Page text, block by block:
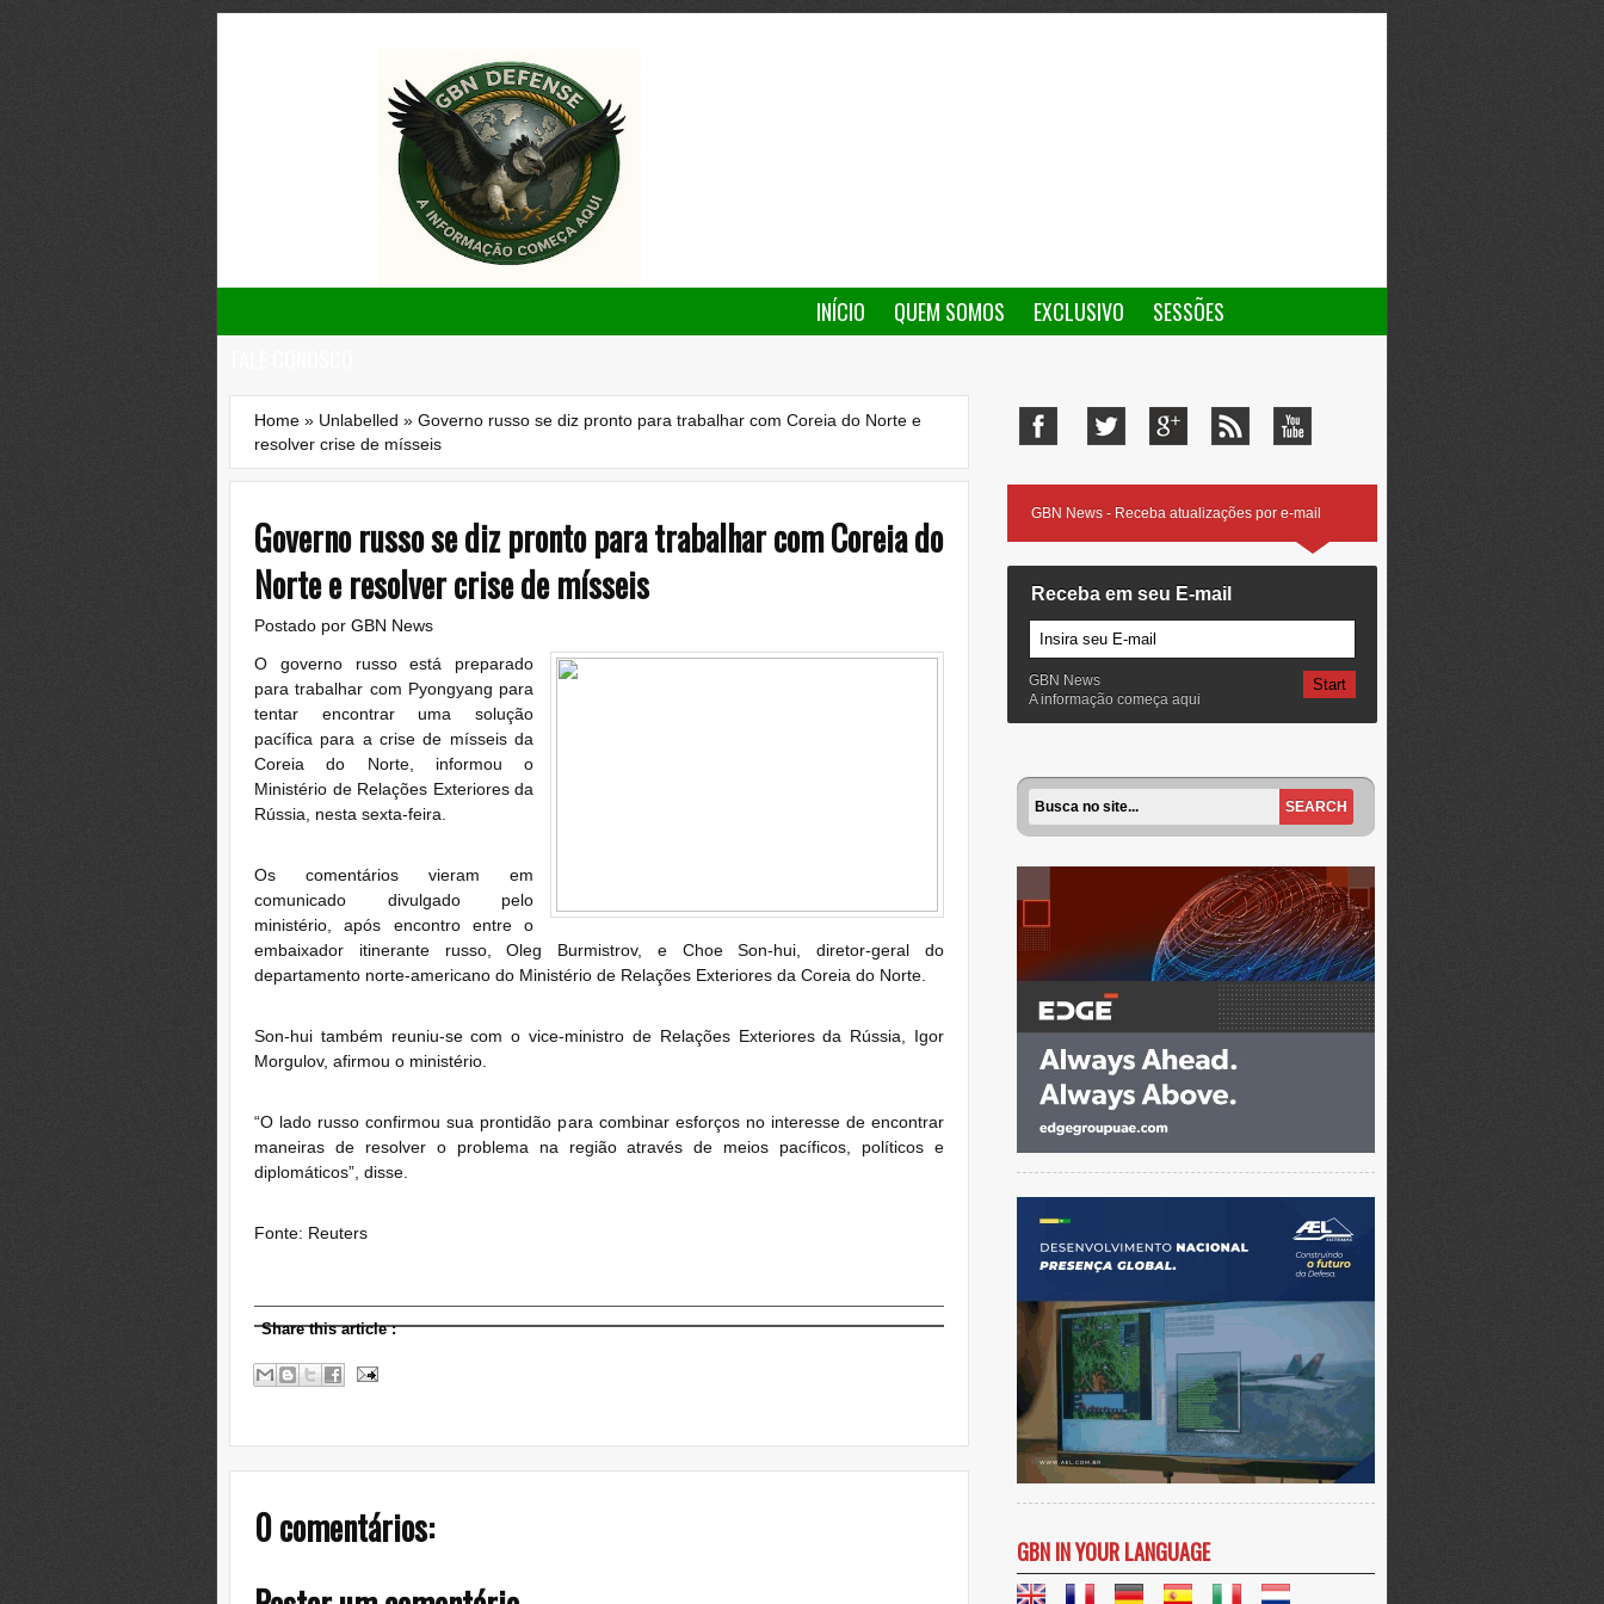
INÍCIO QUEM SOMOS EXCLUSIVO
SESSÕES
Home » Unlabelled » Governo russo se diz pronto para trabalhar com Coreia do Norte e
resolver crise de mísseis
Governo russo se diz pronto para trabalhar com Coreia do
Norte e resolver crise de mísseis
Postado por GBN News
O governo russo está preparado
para trabalhar com Pyongyang para
tentar encontrar uma solução
pacífica para a crise de mísseis da
Coreia do Norte, informou o
Ministério de Relações Exteriores da
Rússia, nesta sexta-feira.
Os comentários vieram em
comunicado divulgado pelo
ministério, após encontro entre o
embaixador itinerante russo, Oleg Burmistrov, e Choe Son-hui, diretor-geral do
departamento norte-americano do Ministério de Relações Exteriores da Coreia do Norte.
Son-hui também reuniu-se com o vice-ministro de Relações Exteriores da Rússia, Igor
Morgulov, afirmou o ministério.
“O lado russo confirmou sua prontidão para combinar esforços no interesse de encontrar
maneiras de resolver o problema na região através de meios pacíficos, políticos e
diplomáticos”, disse.
Fonte: Reuters
Share this article:
0 comentários:
GBN News - Receba atualizações por e-mail
Receba em seu E-mail
GBN News
A informação começa aqui
GBN IN YOUR LANGUAGE